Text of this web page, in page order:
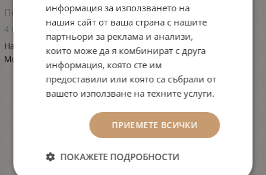
Пенливият път към успеха
4 ноември 2022
Най-успешната година до момента за пенливите вина на
Мидалидаре...
информация за използването на
нашия сайт от ваша страна с нашите
партньори за реклама и анализи,
които може да я комбинират с друга
информация, която сте им
предоставили или която са събрали от
вашето използване на техните услуги.
ПРИЕМЕТЕ ВСИЧКИ
ПОКАЖЕТЕ ПОДРОБНОСТИ